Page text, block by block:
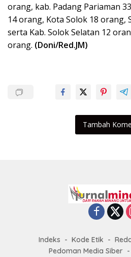
orang, kab. Padang Pariaman
14 orang, Kota Solok 18 orang,
serta Kab. Solok Selatan 12
orang. (Doni/Red.JM)
Tambah
Indeks Kode Etik
Pedoman Media Siber